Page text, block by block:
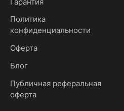
Гарантия
Политика
конфиденциальности
Оферта
Блог
Публичная реферальная
оферта